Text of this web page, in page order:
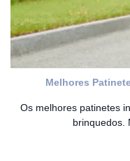
Melhores
Os melhores patinetes
brinquedos.